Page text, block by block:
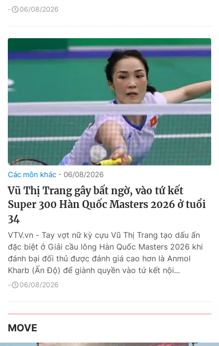
06/08/2026
Các môn khác 06/08/2026
Vũ Thị Trang gây bất ngờ, vào tứ kết
Super 300 Hàn Quốc Masters 2026 ở tuổi
34
VTV.vn - Tay vợt nữ kỳ cựu Vũ Thị Trang tạo dấu ấn
đặc biệt ở Giải cầu lông Hàn Quốc Masters 2026 khi
đánh bại đối thủ được đánh giá cao hơn là Anmol
Kharb (Ấn Độ) để giành quyền vào tứ kết nội...
06/08/2026
MOVE